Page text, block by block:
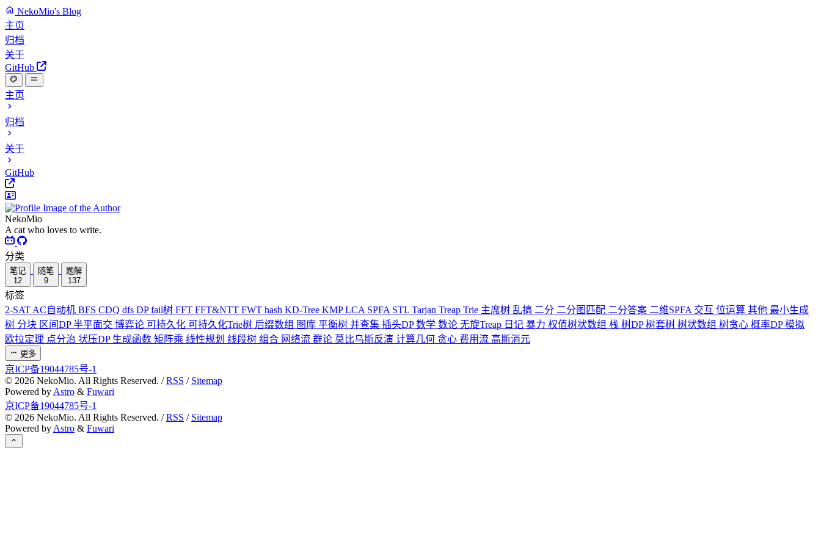
NekoMio's Blog
主页
归档
关于
GitHub
主页
归档
关于
GitHub
NekoMio
A cat who loves to write.
分类
笔记
12
随笔
9
题解
137
标签
2-SAT AC自动机 BFS CDQ dfs DPfail树 FFT FFT&NTT FWT hash KD-Tree KMPLCA SPFA STL Tarjan Treap Trie 主席树 乱搞 二分 二分图匹配 二分答案 二维SPFA 交互 位运算 其他 最小生成
树 分块 区间DP半平面交 博弈论 可持久化 可持久化Trie树 后缀数组 图库 平衡树 并查集 插头DP数学 数论 无旋Treap 日记 暴力 权值树状数组 栈 树DP树套树 树状数组 树贪心 概率DP模拟
欧拉定理 点分治 状压DP 生成函数 矩阵乘 线性规划 线段树 组合 网络流 群论 莫比乌斯反演 计算几何 贪心 费用流 高斯消元
更多
京ICP备19044785号-1
© 2026 NekoMio. All Rights Reserved. /RSS / Sitemap
Powered by Astro & Fuwari
京ICP备19044785号-1
© 2026 NekoMio. All Rights Reserved. /RSS / Sitemap
Powered by Astro & Fuwari